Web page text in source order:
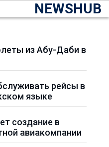
NEWSHUB
из Абу-Даби в
рейсы в
языке
создание в
авиакомпании